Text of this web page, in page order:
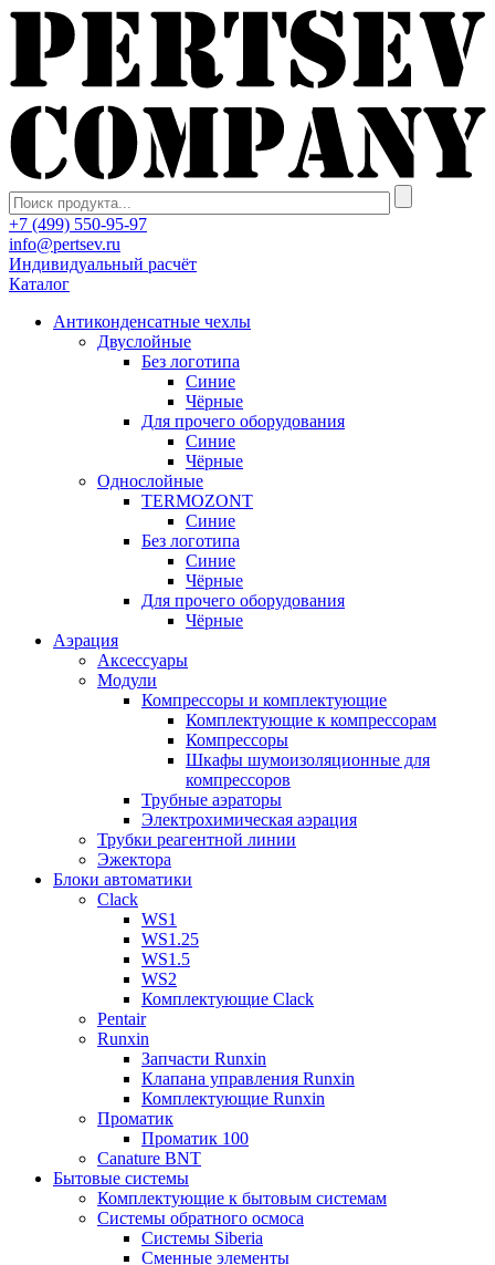
+7 (499) 550-95-97
info@pertsev.ru
Индивидуальный расчёт
Каталог
Антиконденсатные чехлы
Двуслойные
Без логотипа
Синие
Чёрные
Для прочего оборудования
Синие
Чёрные
Однослойные
TERMOZONT
Синие
Без логотипа
Синие
Чёрные
Для прочего оборудования
Чёрные
Аэрация
Аксессуары
Модули
Компрессоры и комплектующие
Комплектующие к компрессорам
Компрессоры
Шкафы шумоизоляционные для
компрессоров
Трубные аэраторы
Электрохимическая аэрация
Трубки реагентной линии
Эжектора
Блоки автоматики
Clack
WS1
WS1.25
WS1.5
WS2
Комплектующие Clack
Pentair
Runxin
Запчасти Runxin
Клапана управления Runxin
Комплектующие Runxin
Проматик
Проматик 100
Сanature BNT
Бытовые системы
Комплектующие к бытовым системам
Системы обратного осмоса
Системы Siberia
Сменные элементы